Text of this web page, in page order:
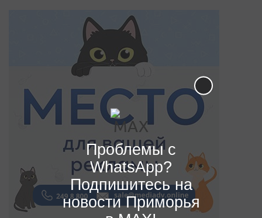
Проблемы с
WhatsApp?
Подпишитесь на
новости Приморья